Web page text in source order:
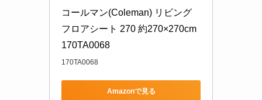
コールマン(Coleman) リビング
フロアシート 270 約270×270cm
170TA0068
170TA0068
Amazonで見る